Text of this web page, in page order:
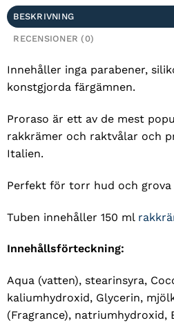
BESKRIVNING
RECENSIONER (0)
Innehåller inga parabener,
konstgjorda färgämnen.
Proraso är ett av de mest
rakkrämer och raktvålar och
Italien.
Perfekt för torr hud och grova
Tuben innehåller 150 ml
Innehållsförteckning:
Aqua (vatten), stearinsyra,
kaliumhydroxid, Glycerin,
(Fragrance), natriumhydroxid,